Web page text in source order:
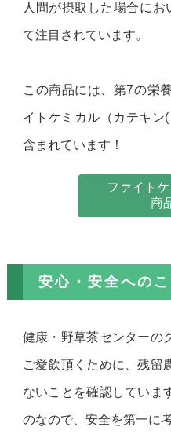
人間が摂取した場合に
て注目されています。
この商品には、第7の栄
イトケミカル（カテキン
含まれています！
ファイト
商
安心・安全へのこ
健康・野草茶センターの
ご愛飲頂くために、残留
ないことを確認していま
のなので、安全を第一に